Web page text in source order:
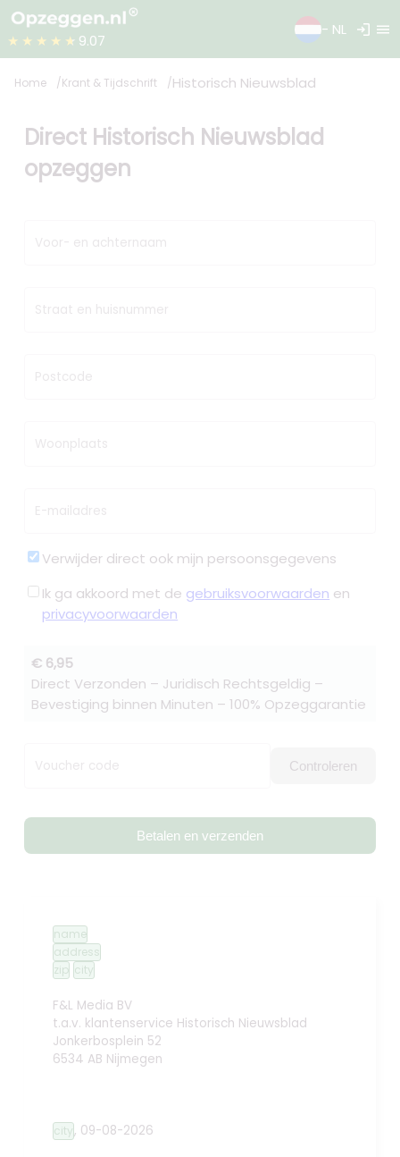
★★★★★ 9.07
- NL login menu
Home Krant & Tijdschrift Historisch Nieuwsblad
Direct Historisch Nieuwsblad
opzeggen
Voor- en achternaam
Straat en huisnummer
Postcode
Woonplaats
E-mailadres
Verwijder direct ook mijn persoonsgegevens
Ik ga akkoord met de gebruiksvoorwaarden en
privacyvoorwaarden
€ 6,95
Direct Verzonden – Juridisch Rechtsgeldig –
Bevestiging binnen Minuten – 100% Opzeggarantie
Voucher code Controleren
Betalen en verzenden
name
address
zip city
F&L Media BV
t.a.v. klantenservice Historisch Nieuwsblad
Jonkerbosplein 52
6534 AB Nijmegen
city, 09-08-2026